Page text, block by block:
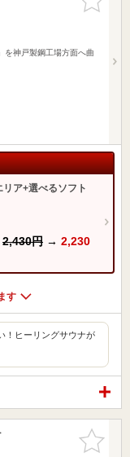
りに追加
を神戸製鋼工場方面へ曲
リア+選べるソフト
2,430円 → 2,230
す
！ヒーリングサウナが
お気に入
りに追加